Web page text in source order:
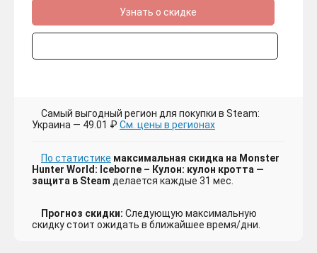
Узнать о скидке
Самый выгодный регион для покупки в Steam:
Украина — 49.01 ₽ См. цены в регионах
По статистике максимальная скидка на Monster
Hunter World: Iceborne – Кулон: кулон кротта —
защита в Steam делается каждые 31 мес.
Прогноз скидки: Следующую максимальную
скидку стоит ожидать в ближайшее время/дни.